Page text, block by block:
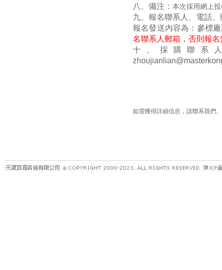
八、備注： 本次採用網上
九、報名聯系人、電話
報名發送內容為：參標
名聯系人郵箱，否則報名
十、採購聯系
如需獲得詳細信息，請聯系我們。